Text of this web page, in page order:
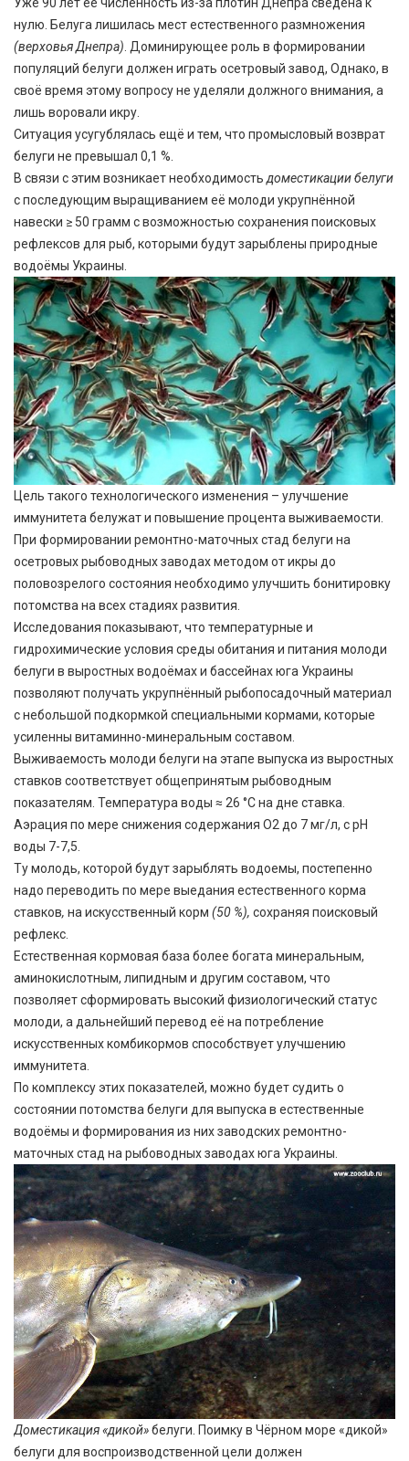
нулю. Белуга лишилась мест естественного размножения
(верховья Днепра) . Доминирующее роль в формировании
популяций белуги должен играть осетровый завод, Однако, в
своё время этому вопросу не уделяли должного внимания, а
лишь воровали икру.
Ситуация усугублялась ещё и тем, что промысловый возврат
белуги не превышал 0,1 %.
В связи с этим возникает необходимость доместикации белуги
с последующим выращиванием её молоди укрупнённой
навески ≥ 50 грамм с возможностью сохранения поисковых
рефлексов для рыб, которыми будут зарыблены природные
водоёмы Украины.
Цель такого технологического изменения – улучшение
иммунитета белужат и повышение процента выживаемости.
При формировании ремонтно-маточных стад белуги на
осетровых рыбоводных заводах методом от икры до
половозрелого состояния необходимо улучшить бонитировку
потомства на всех стадиях развития.
Исследования показывают, что температурные и
гидрохимические условия среды обитания и питания молоди
белуги в выростных водоёмах и бассейнах юга Украины
позволяют получать укрупнённый рыбопосадочный материал
с небольшой подкормкой специальными кормами, которые
усиленны витаминно-минеральным составом.
Выживаемость молоди белуги на этапе выпуска из выростных
ставков соответствует общепринятым рыбоводным
показателям. Температура воды ≈ 26 °С на дне ставка.
Аэрация по мере снижения содержания О2 до 7 мг/л, с рН
воды 7-7,5.
Ту молодь, которой будут зарыблять водоемы, постепенно
надо переводить по мере выедания естественного корма
ставков, на искусственный корм (50 %), сохраняя поисковый
рефлекс.
Естественная кормовая база более богата минеральным,
аминокислотным, липидным и другим составом, что
позволяет сформировать высокий физиологический статус
молоди, а дальнейший перевод её на потребление
искусственных комбикормов способствует улучшению
иммунитета.
По комплексу этих показателей, можно будет судить о
состоянии потомства белуги для выпуска в естественные
водоёмы и формирования из них заводских ремонтно-
маточных стад на рыбоводных заводах юга Украины.
Доместикация «дикой»белуги. Поимку в Чёрном море «дикой»
белуги для воспроизводственной цели должен